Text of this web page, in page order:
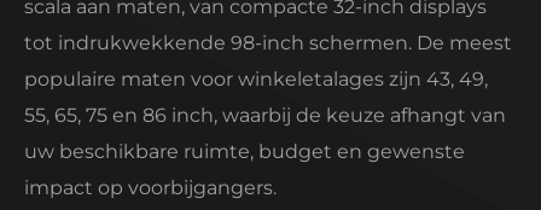
scala aan maten, van compacte 32-inch displays
tot indrukwekkende 98-inch schermen. De meest
populaire maten voor winkeletalages zijn 43, 49,
55, 65, 75 en 86 inch, waarbij de keuze afhangt van
uw beschikbare ruimte, budget en gewenste
impact op voorbijgangers.